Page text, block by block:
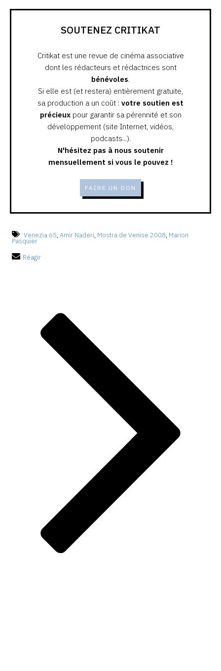
SOUTENEZ CRITIKAT
Critikat est une revue de cinéma associative
dont les rédacteurs et rédactrices sont
bénévoles.
Si elle est (et restera) entièrement gratuite,
sa production a un coût : votre soutien est
précieuxpour garantir sa pérennité et son
développement (site Internet, vidéos,
podcasts...).
N'hésitez pas à nous soutenir
mensuellement si vous le pouvez !
FAIRE UN DON
Venezia 65, Amir Naderi, Mostra de Venise 2008, Marion
Pasquier
Réagir